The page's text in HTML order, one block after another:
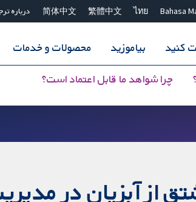
Bahasa
ไทย
繁體中文
简体中文 درباره
چرا شواهد ما قابل اعتماد است؟
کنید بیاموزید محصولات و خدمات
از آبزیان در